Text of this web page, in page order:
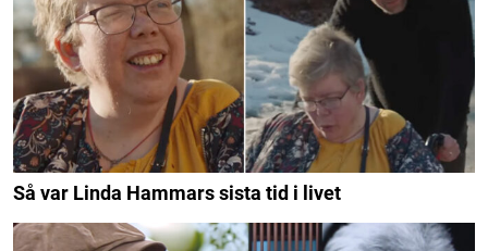
Så var Linda Hammars sista tid i livet